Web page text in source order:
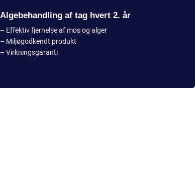
Algebehandling af tag hvert 2. år
– Effektiv fjernelse af mos og alger
– Miljøgodkendt produkt
– Virkningsgaranti